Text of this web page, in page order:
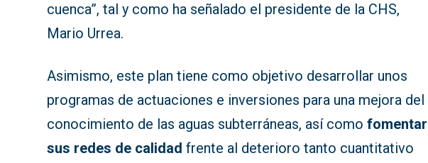
cuenca”, tal y como ha señalado el presidente de la CHS,
Mario Urrea.
Asimismo, este plan tiene como objetivo desarrollar unos
programas de actuaciones e inversiones para una mejora del
conocimiento de las aguas subterráneas, así comofomentar
sus redes de calidad frente al deterioro tanto cuantitativo